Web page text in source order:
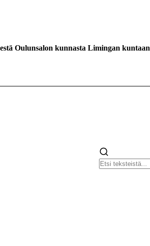
Oulunsalon kunnasta Limingan kuntaan